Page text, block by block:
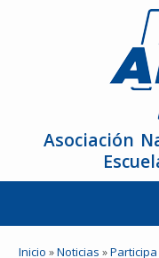
Asociación
La ANFEI
Inicio »Noticias »